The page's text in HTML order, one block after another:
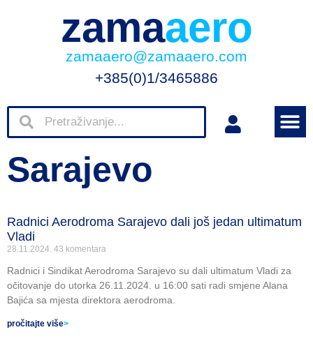
zamaaero
zamaaero@zamaaero.com
+385(0)1/3465886
Sarajevo
Radnici Aerodroma Sarajevo dali još jedan ultimatum
Vladi
28.11.2024. 43 komentara
Radnici i Sindikat Aerodroma Sarajevo su dali ultimatum Vladi za
očitovanje do utorka 26.11.2024. u 16:00 sati radi smjene Alana
Bajića sa mjesta direktora aerodroma.
pročitajte više>